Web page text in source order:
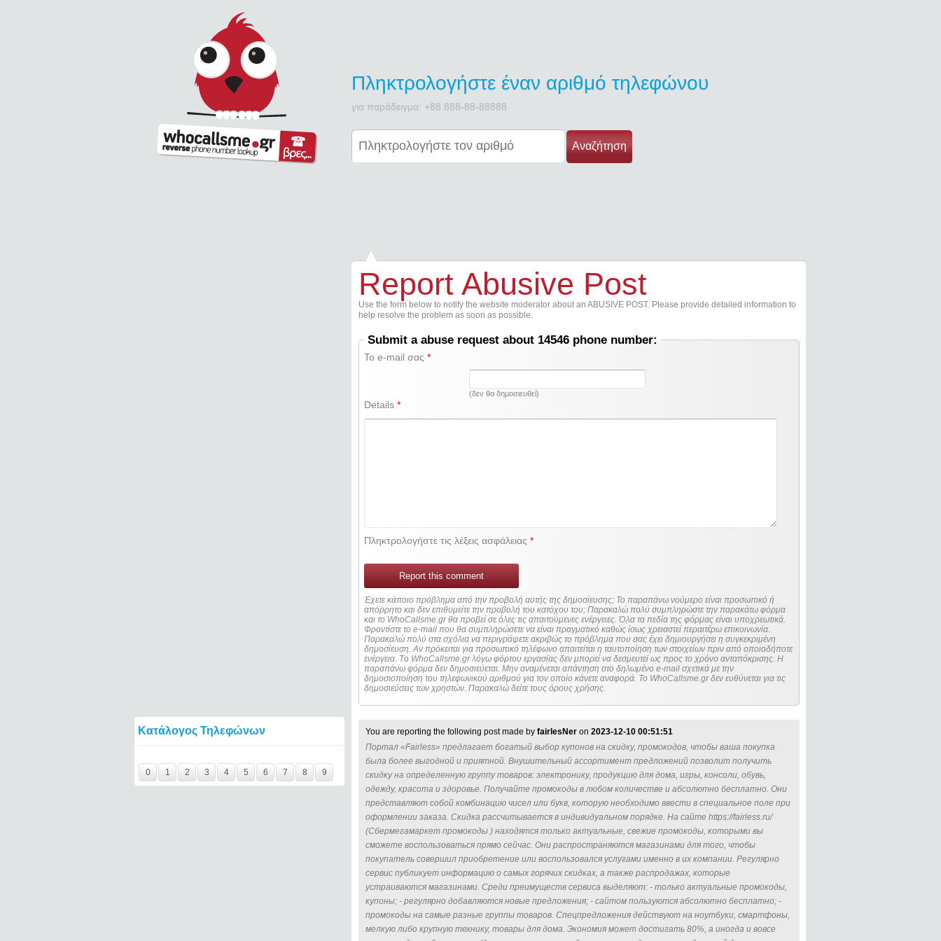
Πληκτρολογήστε έναν αριθμό τηλεφώνου
για παράδειγμα: +88 888-88-88888
Αναζήτηση
Κατάλογος Τηλεφώνων
0
1 2 3 4 5 6 7 8 9
Report Abusive Post
Use the form below to notify the website moderator about an ABUSIVE POST. Please provide detailed information to
help resolve the problem as soon as possible.
Submit a abuse request about 14546 phone number:
Το e-mail σας*
(δεν θα δημοσιευθεί)
Details*
Πληκτρολογήστε τις λέξεις ασφάλειας*
Report this comment
Έχετε κάποιο πρόβλημα από την προβολή αυτής της δημοσίευσης; Το παραπάνω νούμερο είναι προσωπικό ή
απόρρητο και δεν επιθυμείτε την προβολή του κατόχου του; Παρακαλώ πολύ συμπληρώστε την παρακάτω φόρμα
και το WhoCallsme.gr θα προβεί σε όλες τις απαιτούμενες ενέργειες. Όλα τα πεδία της φόρμας είναι υποχρεωτικά.
Φροντίστε το e-mail που θα συμπληρώσετε να είναι πραγματικό καθώς ίσως χρειαστεί περαιτέρω επικοινωνία.
Παρακαλώ πολύ στα σχόλια να περιγράψετε ακριβώς το πρόβλημα που σας έχει δημιουργήσει η συγκεκριμένη
δημοσίευση. Αν πρόκειται για προσωπικό τηλέφωνο απαιτείται η ταυτοποίηση των στοιχείων πριν από οποιοδήποτε
ενέργεια. Τo WhoCallsme.gr λόγω φόρτου εργασίας δεν μπορεί να δεσμευτεί ως προς το χρόνο ανταπόκρισης. Η
παραπάνω φόρμα δεν δημοσιεύεται. Μην αναμένεται απάντηση στο δηλωμένο e-mail σχετικά με την
δημοσιοποίηση του τηλεφωνικού αριθμού για τον οποίο κάνετε αναφορά. Το WhoCallsme.gr δεν ευθύνεται για τις
δημοσιεύσεις των χρηστών. Παρακαλώ δείτε τους όρους χρήσης.
You are reporting the following post made by fairlesNer on 2023-12-10 00:51:51
Портал «Fairless» предлагает богатый выбор купонов на скидку, промокодов, чтобы ваша покупка
была более выгодной и приятной. Внушительный ассортимент предложений позволит получить
скидку на определенную группу товаров: электронику, продукцию для дома, игры, консоли, обувь,
одежду, красота и здоровье. Получайте промокоды в любом количестве и абсолютно бесплатно. Они
представляют собой комбинацию чисел или букв, которую необходимо ввести в специальное поле при
оформлении заказа. Скидка рассчитывается в индивидуальном порядке. На сайте https://fairless.ru/
(Сбермегамаркет промокоды ) находятся только актуальные, свежие промокоды, которыми вы
сможете воспользоваться прямо сейчас. Они распространяются магазинами для того, чтобы
покупатель совершил приобретение или воспользовался услугами именно в их компании. Регулярно
сервис публикует информацию о самых горячих скидках, а также распродажах, которые
устраиваются магазинами. Среди преимуществ сервиса выделяют: - только актуальные промокоды,
купоны; - регулярно добавляются новые предложения; - сайтом пользуются абсолютно бесплатно; -
промокоды на самые разные группы товаров. Спецпредложения действуют на ноутбуки, смартфоны,
мелкую либо крупную технику, товары для дома. Экономия может достигать 80%, а иногда и вовсе